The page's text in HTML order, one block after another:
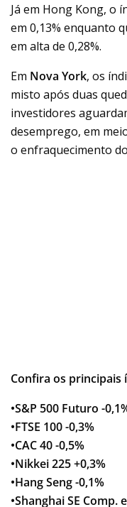
Já em Hong Kong, o
em 0,13% enquanto
em alta de 0,28%.
Em Nova York, os
misto após duas
investidores
desemprego, em
o enfraquecimento
Confira os principais
•S&P 500 Futuro -
•FTSE 100 -0,3%
•CAC 40 -0,5%
•Nikkei 225 +0,3%
•Hang Seng -0,1%
•Shanghai SE Comp.